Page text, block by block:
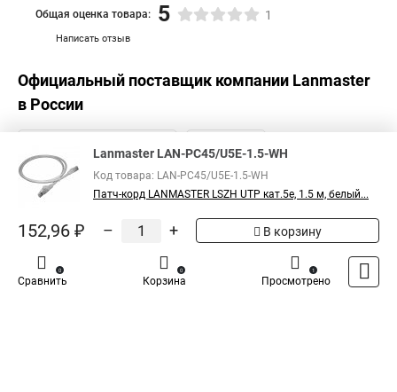
Написать отзыв
Общая оценка товара: 5 1
Официальный поставщик компании Lanmaster
в России
Lanmaster LAN-PC45/U5E-1.5-WH
Код товара: LAN-PC45/U5E-1.5-WH
Патч-корд LANMASTER LSZH UTP кат.5e, 1.5 м, белый...
152,96 ₽ – + В корзину
Сравнить
0
Корзина
0
Просмотрено
1